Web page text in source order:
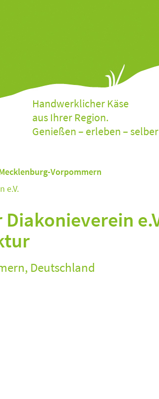
Handwerklicher Käse
aus Ihrer Region.
Genießen – erleben –
Vorpommern
e.V.
Deutschland